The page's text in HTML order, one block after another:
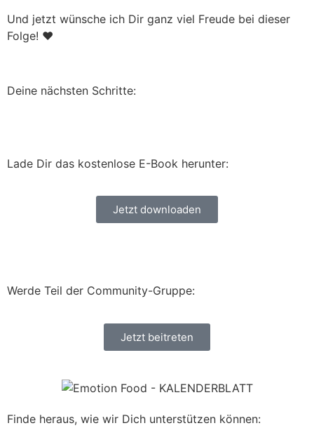
Und jetzt wünsche ich Dir ganz viel Freude bei dieser
Folge! ❤️
Deine nächsten Schritte:
Lade Dir das kostenlose E-Book herunter:
Jetzt downloaden
Werde Teil der Community-Gruppe:
Jetzt beitreten
Finde heraus, wie wir Dich unterstützen können: